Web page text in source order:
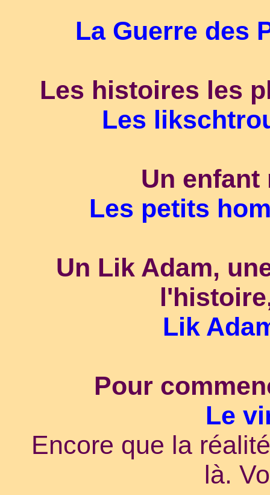
La Guerre des
Les histoires les
Les
Un
Les petits
Un Lik Adam,
Lik
Pour
Le
Encore que la
là.